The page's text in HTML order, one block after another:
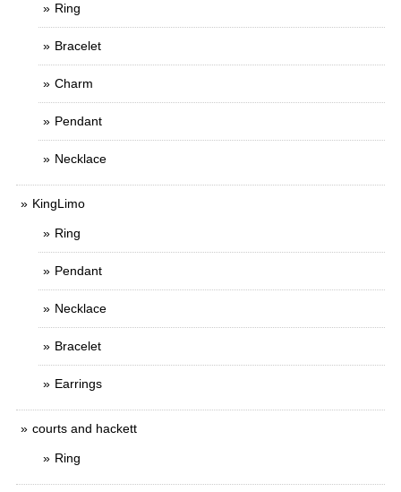
Ring
Bracelet
Charm
Pendant
Necklace
KingLimo
Ring
Pendant
Necklace
Bracelet
Earrings
courts and hackett
Ring